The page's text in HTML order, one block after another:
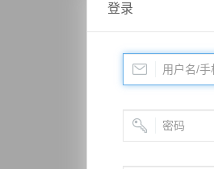
登录